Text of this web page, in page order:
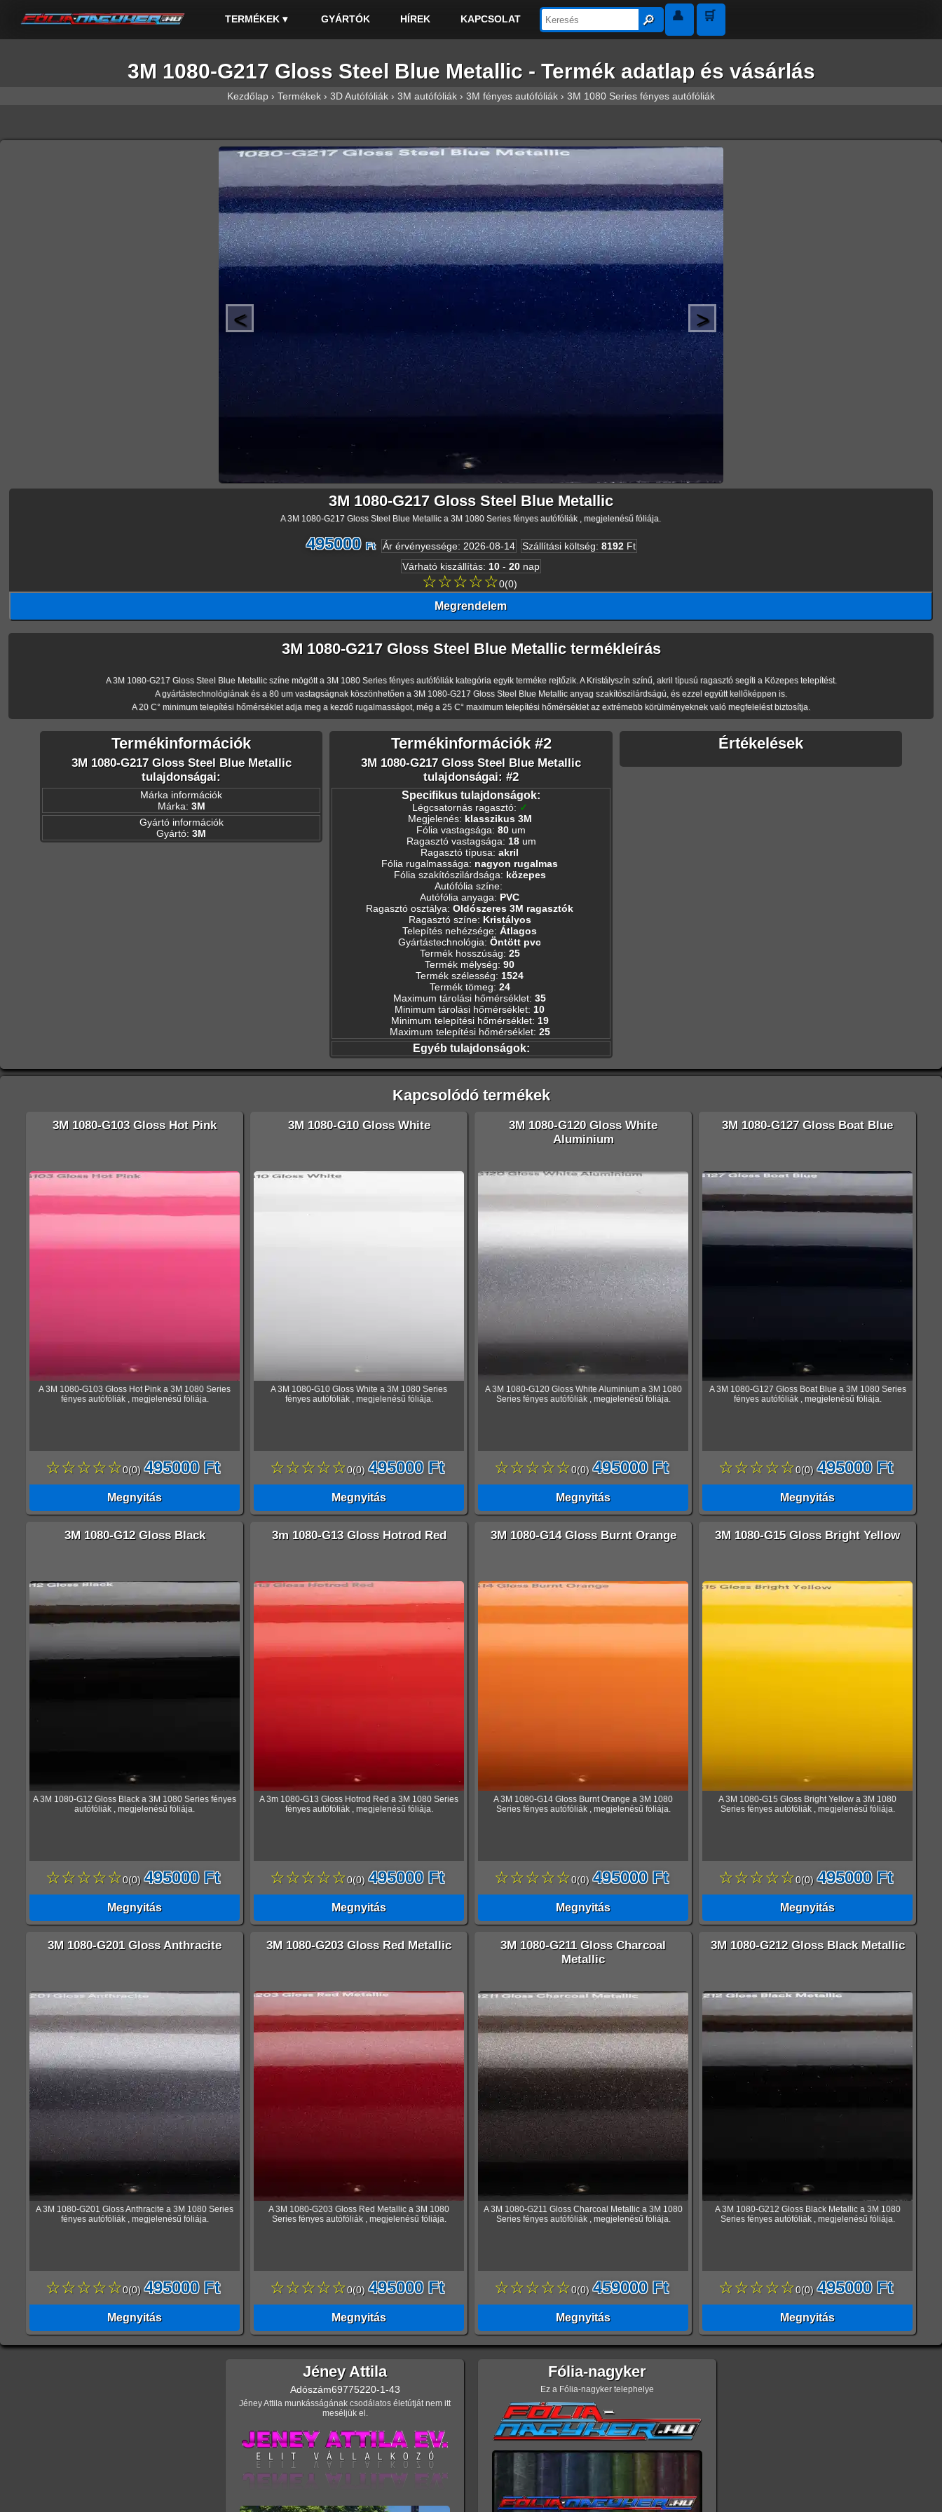
TERMÉKEK ▾ GYÁRTÓK HÍREK KAPCSOLAT 🔎︎ 👤 🛒
3M 1080-G217 Gloss Steel Blue Metallic - Termék adatlap és vásárlás
Kezdőlap › Termékek › 3D Autófóliák › 3M autófóliák › 3M fényes autófóliák › 3M 1080 Series fényes autófóliák
< >
3M 1080-G217 Gloss Steel Blue Metallic
A 3M 1080-G217 Gloss Steel Blue Metallic a 3M 1080 Series fényes autófóliák , megjelenésű fóliája.
495000 Ft Ár érvényessége: 2026-08-14 Szállítási költség: 8192 Ft
Várható kiszállítás: 10- 20 nap
☆☆☆☆☆0(0)
Megrendelem
3M 1080-G217 Gloss Steel Blue Metallic termékleírás
A 3M 1080-G217 Gloss Steel Blue Metallic színe mögött a 3M 1080 Series fényes autófóliák kategória egyik terméke rejtőzik. A Kristályszín színű, akril típusú ragasztó segíti a Közepes telepítést.
A gyártástechnológiának és a 80 um vastagságnak köszönhetően a 3M 1080-G217 Gloss Steel Blue Metallic anyag szakítószilárdságú, és ezzel együtt kellőképpen is.
A 20 C° minimum telepítési hőmérséklet adja meg a kezdő rugalmasságot, még a 25 C° maximum telepítési hőmérséklet az extrémebb körülményeknek való megfelelést biztosítja.
Termékinformációk
3M 1080-G217 Gloss Steel Blue Metallic
tulajdonságai:
Márka információk
Márka: 3M
Gyártó információk
Gyártó: 3M
Termékinformációk #2
3M 1080-G217 Gloss Steel Blue Metallic
tulajdonságai: #2
Specifikus tulajdonságok:
Légcsatornás ragasztó: ✓
Megjelenés: klasszikus 3M
Fólia vastagsága: 80 um
Ragasztó vastagsága: 18 um
Ragasztó típusa: akril
Fólia rugalmassága: nagyon rugalmas
Fólia szakítószilárdsága: közepes
Autófólia színe:
Autófólia anyaga: PVC
Ragasztó osztálya: Oldószeres 3M ragasztók
Ragasztó színe: Kristályos
Telepítés nehézsége: Átlagos
Gyártástechnológia: Öntött pvc
Termék hosszúság: 25
Termék mélység: 90
Termék szélesség: 1524
Termék tömeg: 24
Maximum tárolási hőmérséklet: 35
Minimum tárolási hőmérséklet: 10
Minimum telepítési hőmérséklet: 19
Maximum telepítési hőmérséklet: 25
Egyéb tulajdonságok:
Értékelések
Kapcsolódó termékek
3M 1080-G103 Gloss Hot Pink
A 3M 1080-G103 Gloss Hot Pink a 3M 1080 Series
fényes autófóliák , megjelenésű fóliája.
☆☆☆☆☆0(0) 495000 Ft
Megnyitás
3M 1080-G10 Gloss White
A 3M 1080-G10 Gloss White a 3M 1080 Series
fényes autófóliák , megjelenésű fóliája.
☆☆☆☆☆0(0) 495000 Ft
Megnyitás
3M 1080-G120 Gloss White
Aluminium
A 3M 1080-G120 Gloss White Aluminium a 3M 1080
Series fényes autófóliák , megjelenésű fóliája.
☆☆☆☆☆0(0) 495000 Ft
Megnyitás
3M 1080-G127 Gloss Boat Blue
A 3M 1080-G127 Gloss Boat Blue a 3M 1080 Series
fényes autófóliák , megjelenésű fóliája.
☆☆☆☆☆0(0) 495000 Ft
Megnyitás
3M 1080-G12 Gloss Black
A 3M 1080-G12 Gloss Black a 3M 1080 Series fényes
autófóliák , megjelenésű fóliája.
☆☆☆☆☆0(0) 495000 Ft
Megnyitás
3m 1080-G13 Gloss Hotrod Red
A 3m 1080-G13 Gloss Hotrod Red a 3M 1080 Series
fényes autófóliák , megjelenésű fóliája.
☆☆☆☆☆0(0) 495000 Ft
Megnyitás
3M 1080-G14 Gloss Burnt Orange
A 3M 1080-G14 Gloss Burnt Orange a 3M 1080
Series fényes autófóliák , megjelenésű fóliája.
☆☆☆☆☆0(0) 495000 Ft
Megnyitás
3M 1080-G15 Gloss Bright Yellow
A 3M 1080-G15 Gloss Bright Yellow a 3M 1080
Series fényes autófóliák , megjelenésű fóliája.
☆☆☆☆☆0(0) 495000 Ft
Megnyitás
3M 1080-G201 Gloss Anthracite
A 3M 1080-G201 Gloss Anthracite a 3M 1080 Series
fényes autófóliák , megjelenésű fóliája.
☆☆☆☆☆0(0) 495000 Ft
Megnyitás
3M 1080-G203 Gloss Red Metallic
A 3M 1080-G203 Gloss Red Metallic a 3M 1080
Series fényes autófóliák , megjelenésű fóliája.
☆☆☆☆☆0(0) 495000 Ft
Megnyitás
3M 1080-G211 Gloss Charcoal
Metallic
A 3M 1080-G211 Gloss Charcoal Metallic a 3M 1080
Series fényes autófóliák , megjelenésű fóliája.
☆☆☆☆☆0(0) 459000 Ft
Megnyitás
3M 1080-G212 Gloss Black Metallic
A 3M 1080-G212 Gloss Black Metallic a 3M 1080
Series fényes autófóliák , megjelenésű fóliája.
☆☆☆☆☆0(0) 495000 Ft
Megnyitás
Jéney Attila
Adószám69775220-1-43
Jéney Attila munkásságának csodálatos életútját nem itt
meséljük el.
Fólia-nagyker
Ez a Fólia-nagyker telephelye